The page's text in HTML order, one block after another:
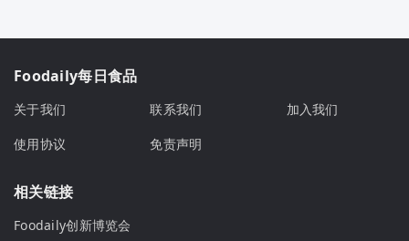
Foodaily每日食品
关于我们 联系我们
加入我们
使用协议
免责声明
相关链接
Foodaily创新博览会